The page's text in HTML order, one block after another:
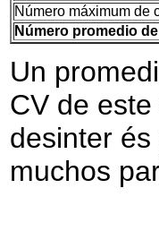
Número máximum de
Número promedio
Un
CV de
desinter
muchos